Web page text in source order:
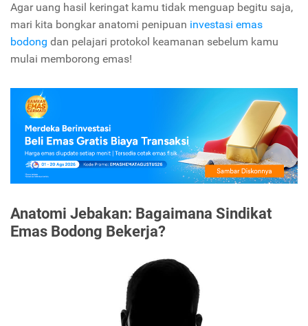
Agar uang hasil keringat kamu tidak menguap begitu saja,
mari kita bongkar anatomi penipuan investasi emas
bodong dan pelajari protokol keamanan sebelum kamu
mulai memborong emas!
Anatomi Jebakan: Bagaimana Sindikat
Emas Bodong Bekerja?